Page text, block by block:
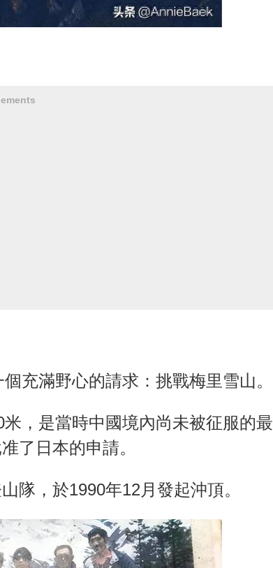
充滿野心的請求：挑戰梅里雪山。
，是當時中國境內尚未被征服的最
了日本的申請。
隊，於1990年12月發起沖頂。